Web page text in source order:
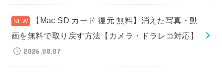
【Mac SD カード 復元 無料】消えた写真・動
画を無料で取り戻す方法【カメラ・ドラレコ対応】
2026.08.07